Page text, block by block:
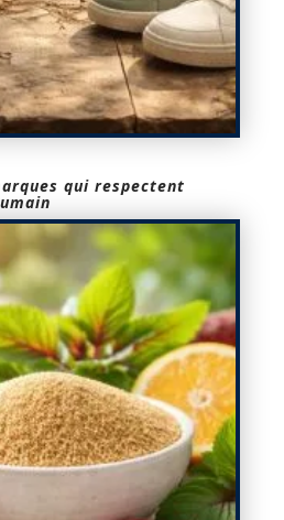
qui respectent